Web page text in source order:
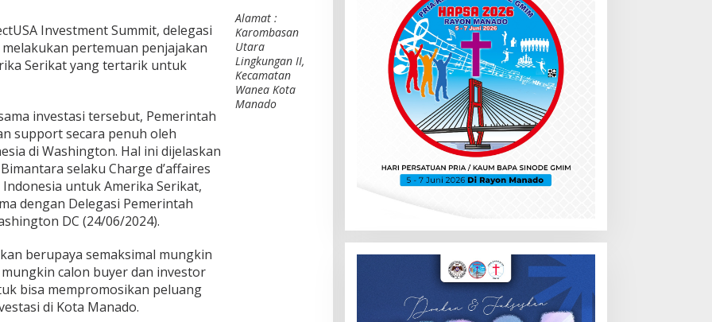
Investment Summit, delegasi
pertemuan penjajakan
Serikat yang tertarik untuk
investasi tersebut, Pemerintah
support secara penuh oleh
di Washington. Hal ini dijelaskan
selaku Charge d’affaires
untuk Amerika Serikat,
dengan Delegasi Pemerintah
DC (24/06/2024).
berupaya semaksimal mungkin
calon buyer dan investor
bisa mempromosikan peluang
di Kota Manado.
Alamat :
Karombasan
Utara
Lingkungan II,
Kecamatan
Wanea Kota
Manado